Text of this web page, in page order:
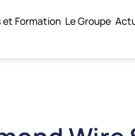
et Formation Le Groupe